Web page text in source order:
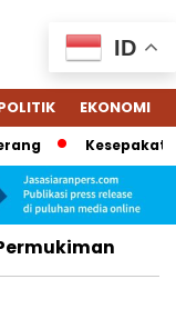
EKONOMI
ID